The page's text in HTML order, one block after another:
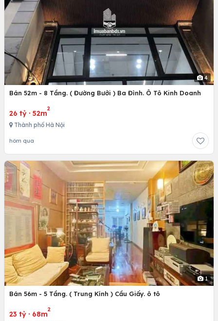
4
Bán 52m - 8 Tầng. ( Đường Bưởi ) Ba Đình. Ô Tô Kinh Doanh
26 tỷ · 52m
2
Thành phố Hà Nội
hôm qua
1
Bán 56m - 5 Tầng. ( Trung Kính ) Cầu Giấy. ô tô
23 tỷ · 68m
2